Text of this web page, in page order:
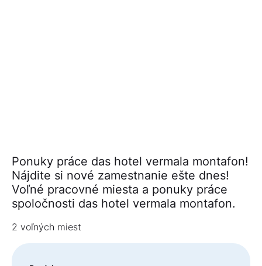
Ponuky práce das hotel vermala montafon!
Nájdite si nové zamestnanie ešte dnes!
Voľné pracovné miesta a ponuky práce
spoločnosti das hotel vermala montafon.
2 voľných miest